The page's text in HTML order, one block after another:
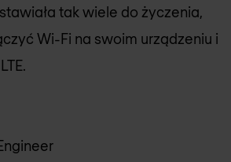
tak wiele do życzenia,
Wi-Fi na swoim urządzeniu i